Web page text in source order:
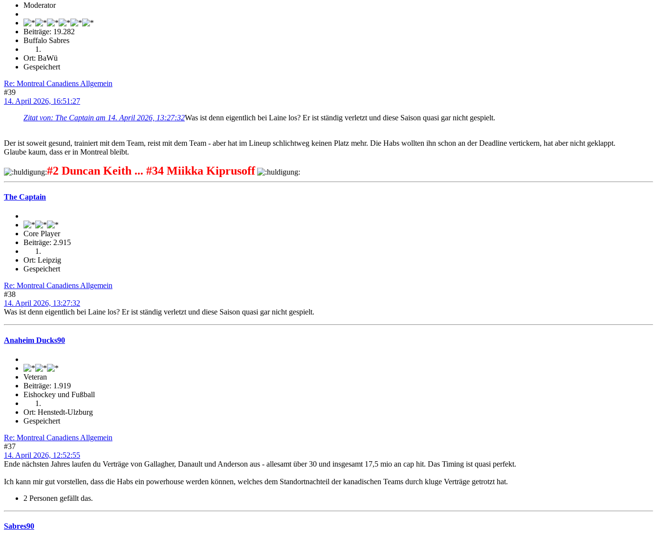
Moderator
Beiträge: 19.282
Buffalo Sabres
Ort: BaWü
Gespeichert
Re: Montreal Canadiens Allgemein
#39
14. April 2026, 16:51:27
Zitat von: The Captain am 14. April 2026, 13:27:32Was ist denn eigentlich bei Laine los? Er ist ständig verletzt und diese Saison quasi gar nicht gespielt.
Der ist soweit gesund, trainiert mit dem Team, reist mit dem Team - aber hat im Lineup schlichtweg keinen Platz mehr. Die Habs wollten ihn schon an der Deadline vertickern, hat aber nicht geklappt.
Glaube kaum, dass er in Montreal bleibt.
#2 Duncan Keith ... #34 Miikka Kiprusoff
The Captain
Core Player
Beiträge: 2.915
Ort: Leipzig
Gespeichert
Re: Montreal Canadiens Allgemein
#38
14. April 2026, 13:27:32
Was ist denn eigentlich bei Laine los? Er ist ständig verletzt und diese Saison quasi gar nicht gespielt.
Anaheim Ducks90
Veteran
Beiträge: 1.919
Eishockey und Fußball
Ort: Henstedt-Ulzburg
Gespeichert
Re: Montreal Canadiens Allgemein
#37
14. April 2026, 12:52:55
Ende nächsten Jahres laufen du Verträge von Gallagher, Danault und Anderson aus - allesamt über 30 und insgesamt 17,5 mio an cap hit. Das Timing ist quasi perfekt.
Ich kann mir gut vorstellen, dass die Habs ein powerhouse werden können, welches dem Standortnachteil der kanadischen Teams durch kluge Verträge getrotzt hat.
2 Personen gefällt das.
Sabres90